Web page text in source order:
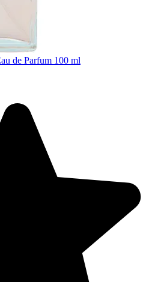
de Parfum 100 ml